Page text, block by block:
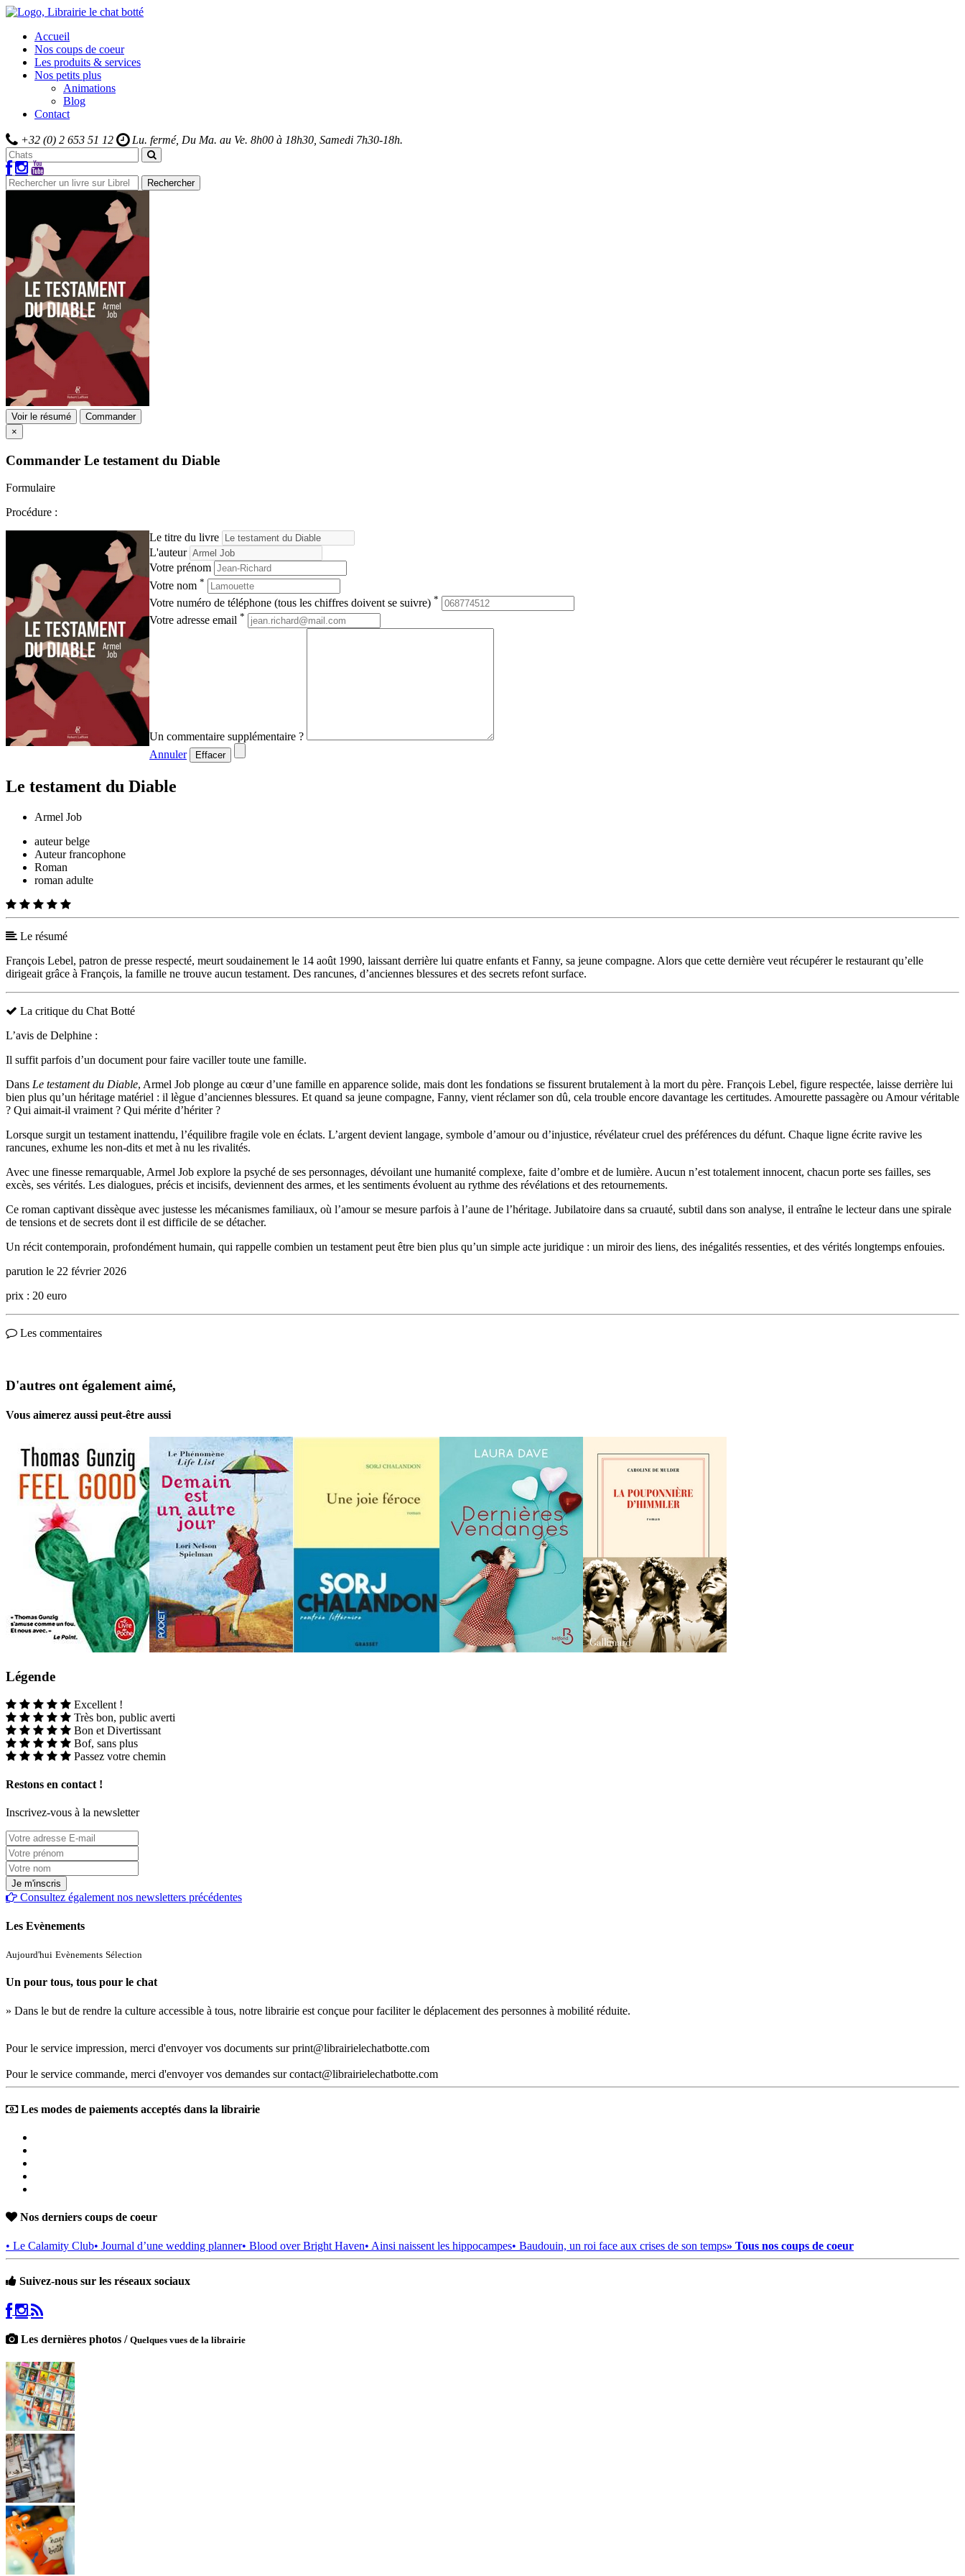
Accueil
Nos coups de coeur
Les produits & services
Nos petits plus
Animations
Blog
Contact
+32 (0) 2 653 51 12 Lu. fermé, Du Ma. au Ve. 8h00 à 18h30, Samedi 7h30-18h.
Rechercher
Voir le résumé
Commander
×
Commander Le testament du Diable
Formulaire
Procédure :
Le titre du livre
L'auteur
Votre prénom
Votre nom *
Votre numéro de téléphone (tous les chiffres doivent se suivre) *
Votre adresse email *
Un commentaire supplémentaire ?
Annuler
Effacer
Le testament du Diable
Armel Job
auteur belge
Auteur francophone
Roman
roman adulte
Le résumé
François Lebel, patron de presse respecté, meurt soudainement le 14 août 1990, laissant derrière lui quatre enfants et Fanny, sa jeune compagne. Alors que cette dernière veut récupérer le restaurant qu’elle
dirigeait grâce à François, la famille ne trouve aucun testament. Des rancunes, d’anciennes blessures et des secrets refont surface.
La critique du Chat Botté
L’avis de Delphine :
Il suffit parfois d’un document pour faire vaciller toute une famille.
Dans Le testament du Diable, Armel Job plonge au cœur d’une famille en apparence solide, mais dont les fondations se fissurent brutalement à la mort du père. François Lebel, figure respectée, laisse derrière lui
bien plus qu’un héritage matériel : il lègue d’anciennes blessures. Et quand sa jeune compagne, Fanny, vient réclamer son dû, cela trouble encore davantage les certitudes. Amourette passagère ou Amour véritable
? Qui aimait-il vraiment ? Qui mérite d’hériter ?
Lorsque surgit un testament inattendu, l’équilibre fragile vole en éclats. L’argent devient langage, symbole d’amour ou d’injustice, révélateur cruel des préférences du défunt. Chaque ligne écrite ravive les
rancunes, exhume les non-dits et met à nu les rivalités.
Avec une finesse remarquable, Armel Job explore la psyché de ses personnages, dévoilant une humanité complexe, faite d’ombre et de lumière. Aucun n’est totalement innocent, chacun porte ses failles, ses
excès, ses vérités. Les dialogues, précis et incisifs, deviennent des armes, et les sentiments évoluent au rythme des révélations et des retournements.
Ce roman captivant dissèque avec justesse les mécanismes familiaux, où l’amour se mesure parfois à l’aune de l’héritage. Jubilatoire dans sa cruauté, subtil dans son analyse, il entraîne le lecteur dans une spirale
de tensions et de secrets dont il est difficile de se détacher.
Un récit contemporain, profondément humain, qui rappelle combien un testament peut être bien plus qu’un simple acte juridique : un miroir des liens, des inégalités ressenties, et des vérités longtemps enfouies.
parution le 22 février 2026
prix : 20 euro
Les commentaires
D'autres ont également aimé,
Vous aimerez aussi peut-être aussi
Légende
Excellent !
Très bon, public averti
Bon et Divertissant
Bof, sans plus
Passez votre chemin
Restons en contact !
Inscrivez-vous à la newsletter
Consultez également nos newsletters précédentes
Les Evènements
Aujourd'hui Evènements Sélection
Un pour tous, tous pour le chat
» Dans le but de rendre la culture accessible à tous, notre librairie est conçue pour faciliter le déplacement des personnes à mobilité réduite.
Pour le service impression, merci d'envoyer vos documents sur print@librairielechatbotte.com
Pour le service commande, merci d'envoyer vos demandes sur contact@librairielechatbotte.com
Les modes de paiements acceptés dans la librairie
Nos derniers coups de coeur
• Le Calamity Club• Journal d’une wedding planner• Blood over Bright Haven• Ainsi naissent les hippocampes• Baudouin, un roi face aux crises de son temps» Tous nos coups de coeur
Suivez-nous sur les réseaux sociaux
Les dernières photos / Quelques vues de la librairie